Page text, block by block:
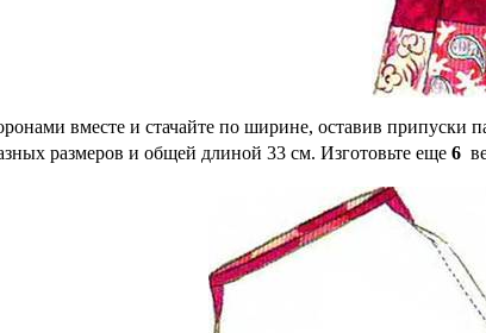
вместе и стачайте по ширине, оставив припуски
размеров и общей длиной 33 см. Изготовьте еще 6